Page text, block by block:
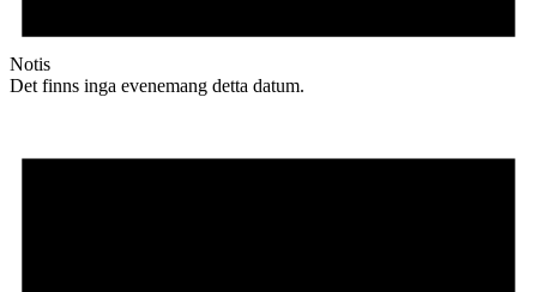
Notis
Det finns inga evenemang detta datum.